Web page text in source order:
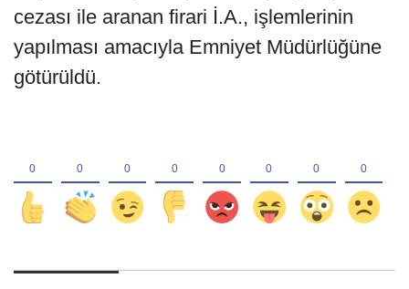
cezası ile aranan firari İ.A., işlemlerinin
yapılması amacıyla Emniyet Müdürlüğüne
götürüldü.